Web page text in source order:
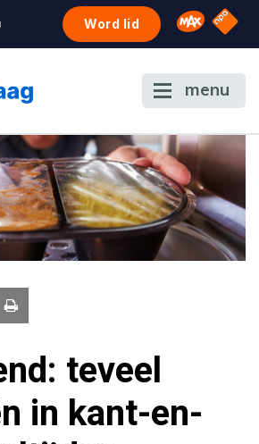
Word lid Omroep
NPO
menu
teveel
in kant-en-